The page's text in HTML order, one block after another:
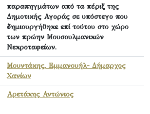
παραπηγμάτων από τα πέριξ της
Δημοτικής Αγοράς σε υπόστεγο που
δημιουργήθηκε επί τούτου στο χώρο
των πρώην Μουσουλμανικών
Νεκροταφείων.
Μουντάκης, Εμμανουήλ- Δήμαρχος
Χανίων
Αρετάκης Αντώνιος